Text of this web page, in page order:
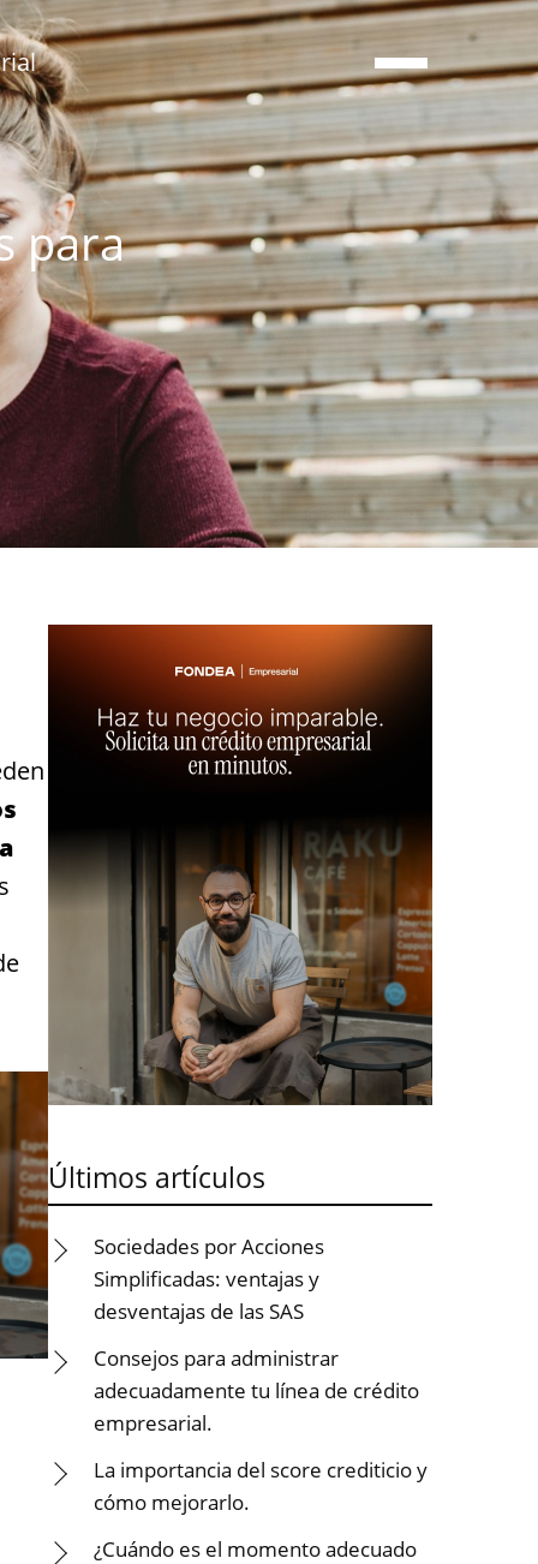
para
Últimos artículos
Sociedades por Acciones
Simplificadas: ventajas y
desventajas de las SAS
Consejos para administrar
adecuadamente tu línea de crédito
empresarial.
La importancia del score crediticio y
cómo mejorarlo.
¿Cuándo es el momento adecuado